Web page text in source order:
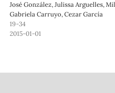
José González, Julissa Arguelles,
Gabriela Carruyo, Cezar García
19-34
2015-01-01